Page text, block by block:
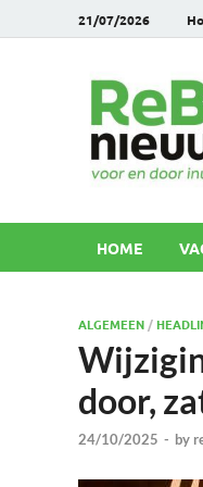
21/07/2026
HOME
ALGEMEEN /
door,
24/10/2025 - by